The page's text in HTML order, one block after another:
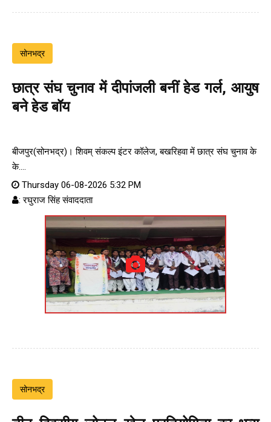
सोनभद्र
छात्र संघ चुनाव में दीपांजली बनीं हेड गर्ल, आयुष
बने हेड बॉय
बीजपुर(सोनभद्र)। शिवम् संकल्प इंटर कॉलेज, बखरिहवा में छात्र संघ चुनाव के
के....
Thursday 06-08-2026 5:32 PM
: रघुराज सिंह संवाददाता
सोनभद्र